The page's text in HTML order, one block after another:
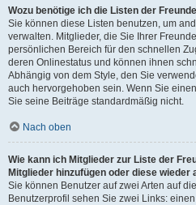
Wozu benötige ich die Listen der
Sie können diese Listen benutzen, um
verwalten. Mitglieder, die Sie Ihrer
persönlichen Bereich für den schnellen
deren Onlinestatus und können ihnen
Abhängig von dem Style, den Sie
auch hervorgehoben sein. Wenn Sie
Sie seine Beiträge standardmäßig nicht.
Nach oben
Wie kann ich Mitglieder zur Liste der
Mitglieder hinzufügen oder diese wieder
Sie können Benutzer auf zwei Arten auf
Benutzerprofil sehen Sie zwei Links: